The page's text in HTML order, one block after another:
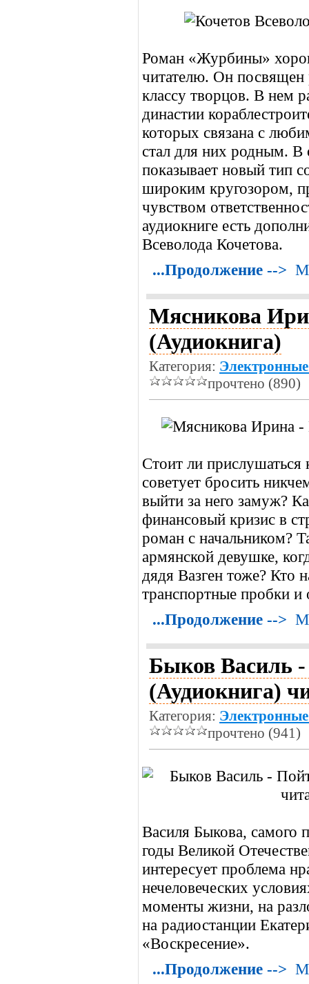
Роман «Журбины»
читателю. Он посвящен
классу творцов. В нем
династии
которых связана с
стал для них родным. В
показывает новый тип
широким кругозором,
чувством
аудиокниге есть
Всеволода Кочетова.
...Продолжение -->
Мясникова
(Аудиокнига)
Категория:
прочтено (890)
Стоит ли
советует бросить
выйти за него замуж?
финансовый кризис в
роман с начальником?
армянской девушке,
дядя Вазген тоже? Кто
транспортные пробки и
...Продолжение -->
Быков Василь -
(Аудиокнига)
Категория:
прочтено (941)
Василя Быкова, самого
годы Великой
интересует проблема
нечеловеческих
моменты жизни, на
на радиостанции
«Воскресение».
...Продолжение -->